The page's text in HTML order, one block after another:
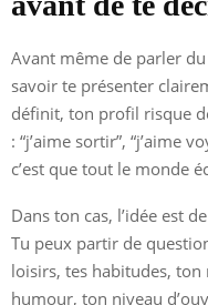
Avant même de parler
savoir te présenter
définit, ton profil risque
: “j’aime sortir”, “j’aime
c’est que tout le monde
Dans ton cas, l’idée est
Tu peux partir de
loisirs, tes habitudes,
humour, ton niveau